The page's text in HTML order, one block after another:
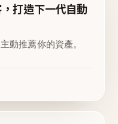
打造下一代自動
動推薦你的資產。